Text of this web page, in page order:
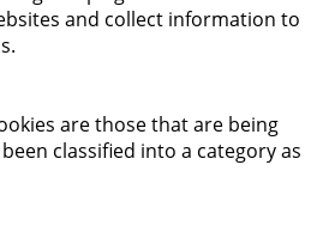
and collect information to
are those that are being
classified into a category as